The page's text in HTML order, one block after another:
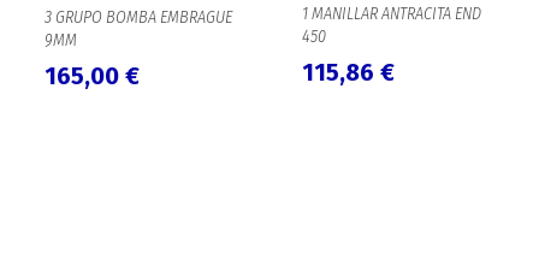
3 GRUPO BOMBA EMBRAGUE
9MM
165,00 €
1 MANILLAR ANTRACITA END
450
115,86 €